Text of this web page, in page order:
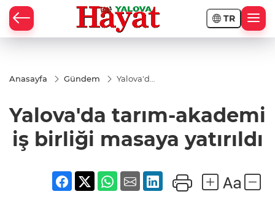
TR
Anasayfa Gündem
Yalova'da
masaya
Yalova'da tarım-akademi
iş birliği masaya yatırıldı